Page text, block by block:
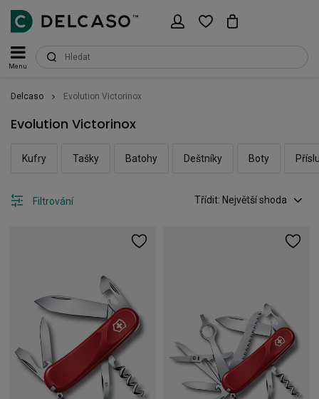
Menu
Delcaso Evolution Victorinox
Evolution Victorinox
Kufry Tašky Batohy Deštníky Boty
Třídit: Největší shoda
Filtrování